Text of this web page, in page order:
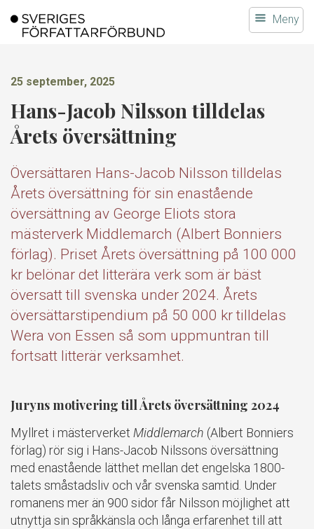
till
Meny
25 september, 2025
Hans-Jacob Nilsson tilldelas
Årets översättning
Översättaren Hans-Jacob Nilsson tilldelas
Årets översättning för sin enastående
översättning av George Eliots stora
mästerverk Middlemarch (Albert Bonniers
förlag). Priset Årets översättning på 100 000
kr belönar det litterära verk som är bäst
översatt till svenska under 2024. Årets
översättarstipendium på 50 000 kr tilldelas
Wera von Essen så som uppmuntran till
fortsatt litterär verksamhet.
Juryns motivering till Årets översättning 2024
Myllret i mästerverket Middlemarch (Albert Bonniers
förlag) rör sig i Hans-Jacob Nilssons översättning
med enastående lätthet mellan det engelska 1800-
talets småstadsliv och vår svenska samtid. Under
romanens mer än 900 sidor får Nilsson möjlighet att
utnyttja sin språkkänsla och långa erfarenhet till att